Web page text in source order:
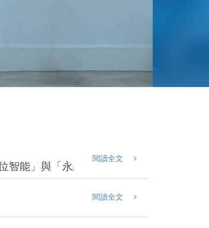
能」與「永續韌性」新紀元
閱讀全文
閱讀全文